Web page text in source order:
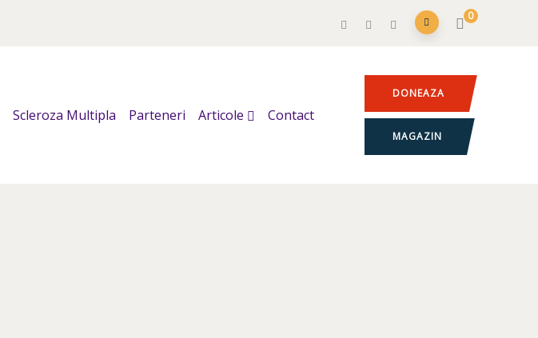
0
Scleroza Multipla Parteneri Articole Contact
DONEAZA
MAGAZIN